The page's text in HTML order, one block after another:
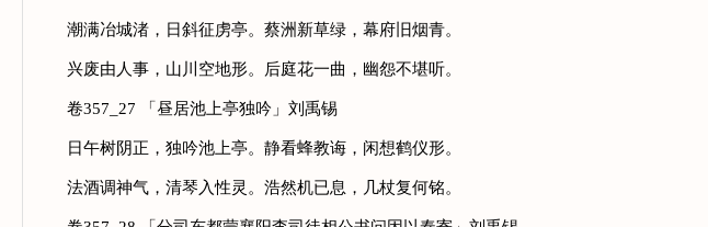
潮满冶城渚，日斜征虏亭。蔡洲新草绿，幕府旧烟青。
兴废由人事，山川空地形。后庭花一曲，幽怨不堪听。
卷357_27 「昼居池上亭独吟」刘禹锡
日午树阴正，独吟池上亭。静看蜂教诲，闲想鹤仪形。
法酒调神气，清琴入性灵。浩然机已息，几杖复何铭。